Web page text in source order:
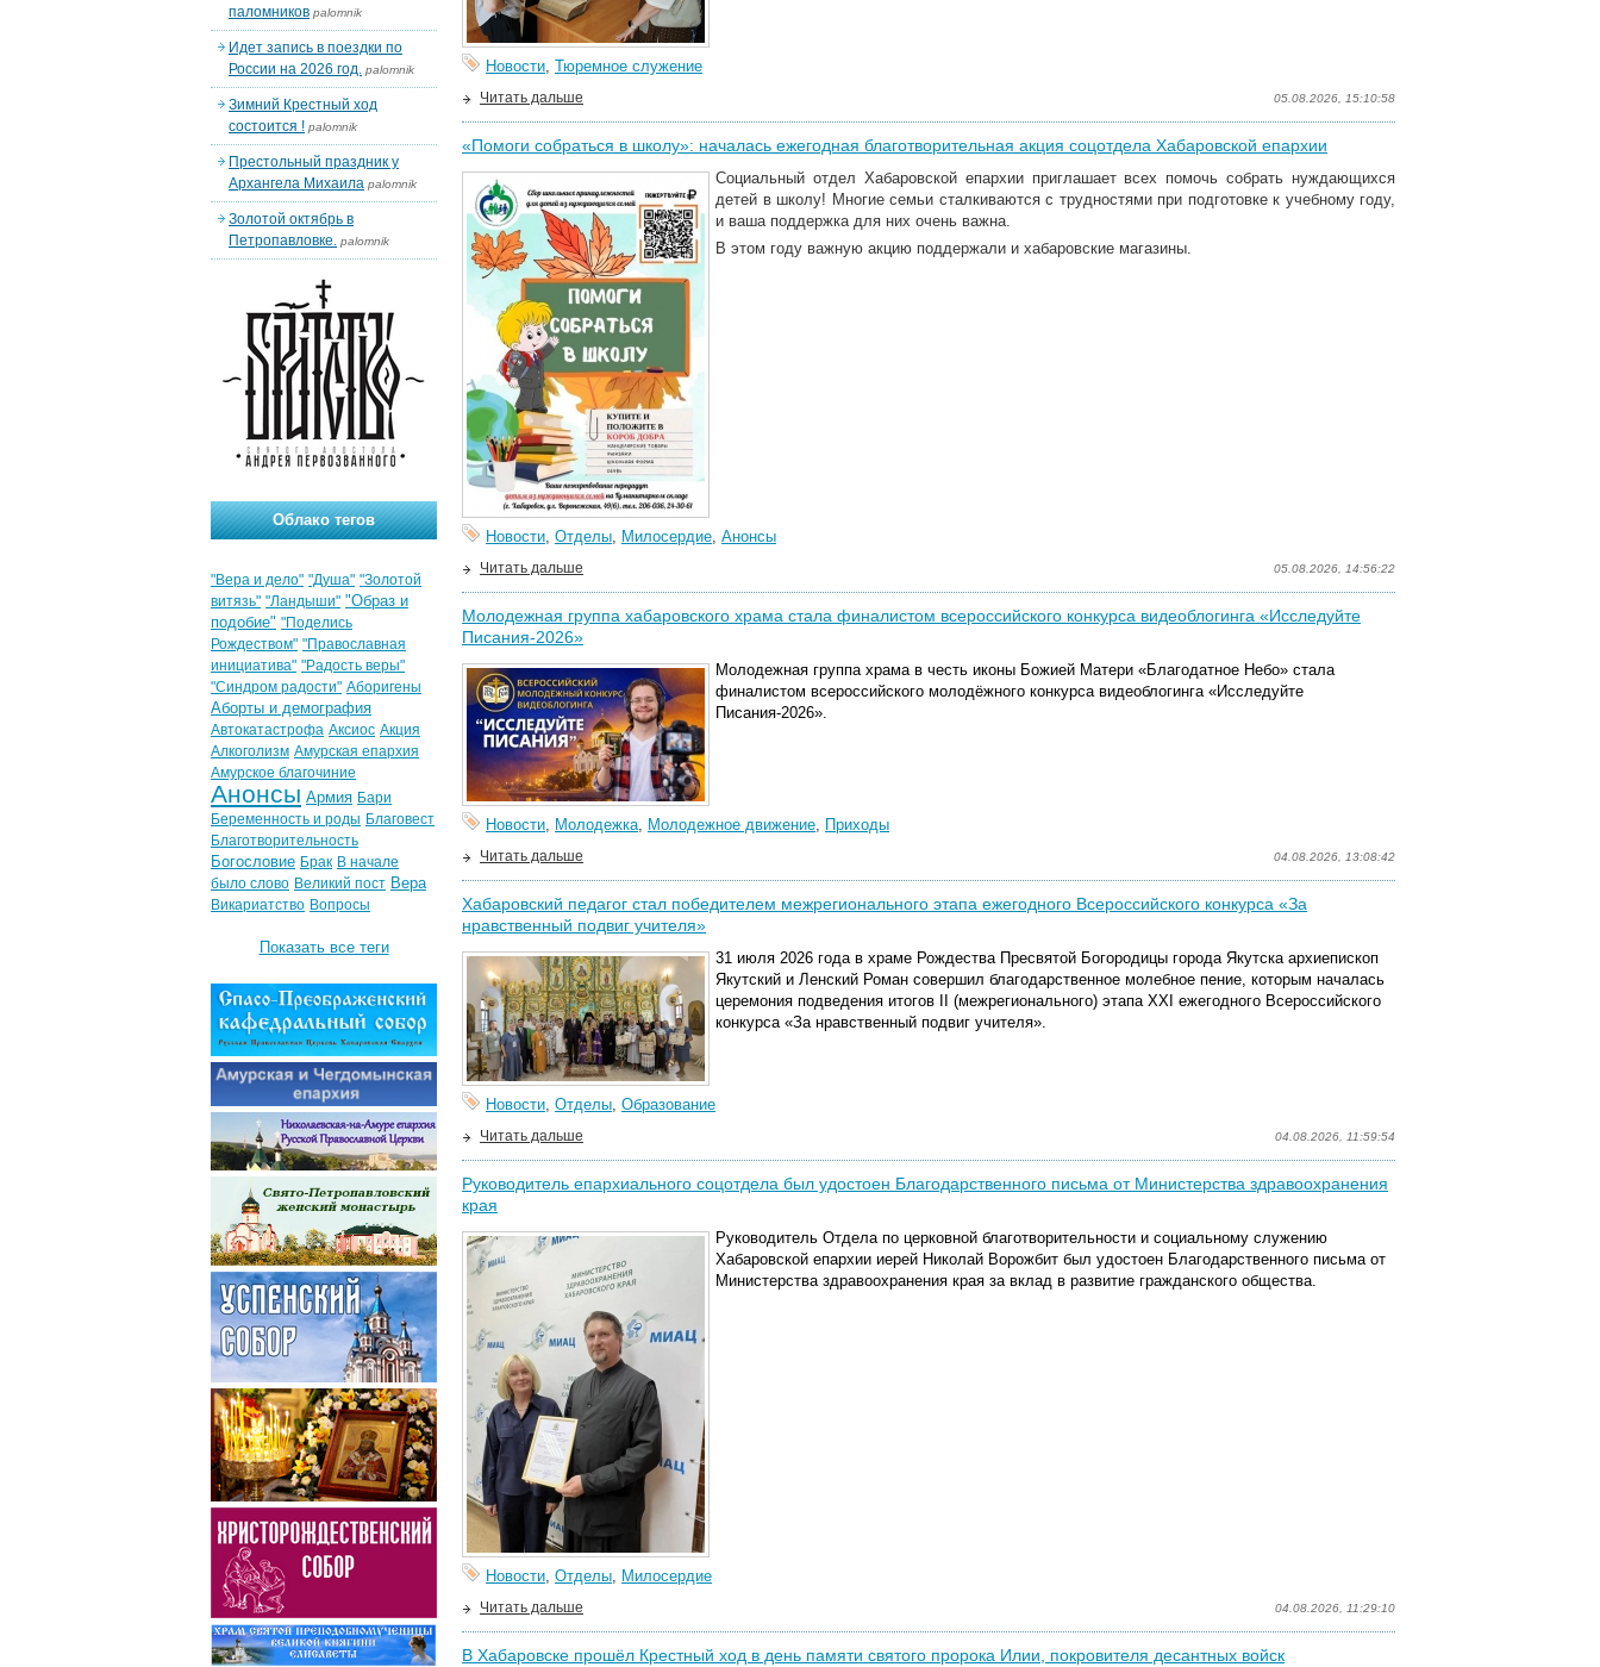
Новости, Тюремное служение
05.08.2026, 15:10:58
Читать дальше
«Помоги собраться в школу»: началась ежегодная благотворительная акция соцотдела Хабаровской епархии
Социальный отдел Хабаровской епархии приглашает всех помочь собрать нуждающихся
детей в школу! Многие семьи сталкиваются с трудностями при подготовке к учебному году,
и ваша поддержка для них очень важна.
В этом году важную акцию поддержали и хабаровские магазины.
Новости, Отделы, Милосердие, Анонсы
05.08.2026, 14:56:22
Читать дальше
Молодежная группа хабаровского храма стала финалистом всероссийского конкурса видеоблогинга «Исследуйте
Писания-2026»
Молодежная группа храма в честь иконы Божией Матери «Благодатное Небо» стала
финалистом всероссийского молодёжного конкурса видеоблогинга «Исследуйте
Писания-2026».
Новости, Молодежка, Молодежное движение, Приходы
04.08.2026, 13:08:42
Читать дальше
Хабаровский педагог стал победителем межрегионального этапа ежегодного Всероссийского конкурса «За
нравственный подвиг учителя»
31 июля 2026 года в храме Рождества Пресвятой Богородицы города Якутска архиепископ
Якутский и Ленский Роман совершил благодарственное молебное пение, которым началась
церемония подведения итогов II (межрегионального) этапа XXI ежегодного Всероссийского
конкурса «За нравственный подвиг учителя».
Новости, Отделы, Образование
04.08.2026, 11:59:54
Читать дальше
Руководитель епархиального соцотдела был удостоен Благодарственного письма от Министерства здравоохранения
края
Руководитель Отдела по церковной благотворительности и социальному служению
Хабаровской епархии иерей Николай Ворожбит был удостоен Благодарственного письма от
Министерства здравоохранения края за вклад в развитие гражданского общества.
Новости, Отделы, Милосердие
04.08.2026, 11:29:10
Читать дальше
В Хабаровске прошёл Крестный ход в день памяти святого пророка Илии, покровителя десантных войск
паломников palomnik
Идет запись в поездки по
России на 2026 год. palomnik
Зимний Крестный ход
состоится ! palomnik
Престольный праздник у
Архангела Михаила palomnik
Золотой октябрь в
Петропавловке. palomnik
Облако тегов
"Вера и дело" "Душа" "Золотой
витязь" "Ландыши" "Образ и
подобие" "Поделись
Рождеством" "Православная
инициатива" "Радость веры"
"Синдром радости" Аборигены
Аборты и демография
Автокатастрофа Аксиос Акция
Алкоголизм Амурская епархия
Амурское благочиние
Анонсы Армия Бари
Беременность и роды Благовест
Благотворительность
Богословие Брак В начале
было слово Великий пост Вера
Викариатство Вопросы
Показать все теги